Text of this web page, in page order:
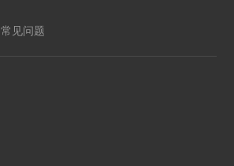
常见问题